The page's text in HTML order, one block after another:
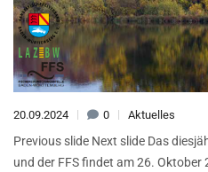
20.09.2024 0 Aktuelles
Previous slide Next slide Das
und der FFS findet am 26.